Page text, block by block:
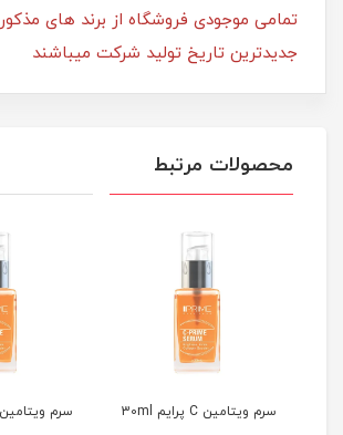
تمامی موجودی فروشگاه از برند های
جدیدترین تاریخ تولید شرکت میباشند
محصولات مرتبط
سرم ویتامین C پرایم 30ml سرم ویتامین C پرایم 30ml